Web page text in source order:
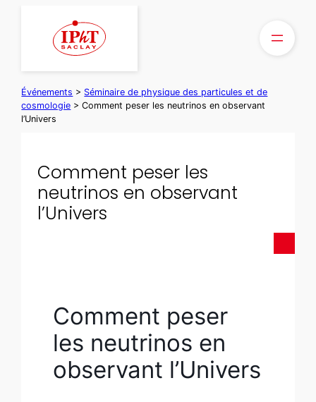
Événements > Séminaire de physique des particules et de
cosmologie >Comment peser les neutrinos en observant
l’Univers
Comment peser les
neutrinos en observant
l’Univers
Comment peser
les neutrinos en
observant l’Univers